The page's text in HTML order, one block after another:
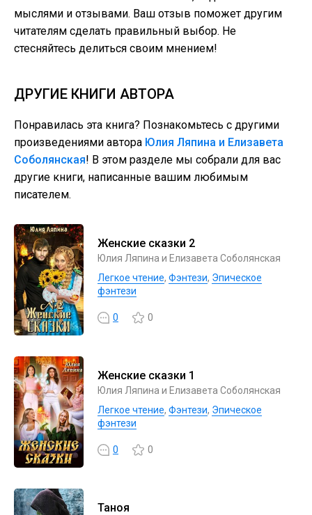
мыслями и отзывами. Ваш отзыв поможет другим
читателям сделать правильный выбор. Не
стесняйтесь делиться своим мнением!
ДРУГИЕ КНИГИ АВТОРА
Понравилась эта книга? Познакомьтесь с другими
произведениями автора Юлия Ляпина и Елизавета
Соболянская! В этом разделе мы собрали для вас
другие книги, написанные вашим любимым
писателем.
Женские сказки 2
Юлия Ляпина и Елизавета Соболянская
Легкое чтение, Фэнтези, Эпическое
фэнтези
0 0
Женские сказки 1
Юлия Ляпина и Елизавета Соболянская
Легкое чтение, Фэнтези, Эпическое
фэнтези
0 0
Таноя